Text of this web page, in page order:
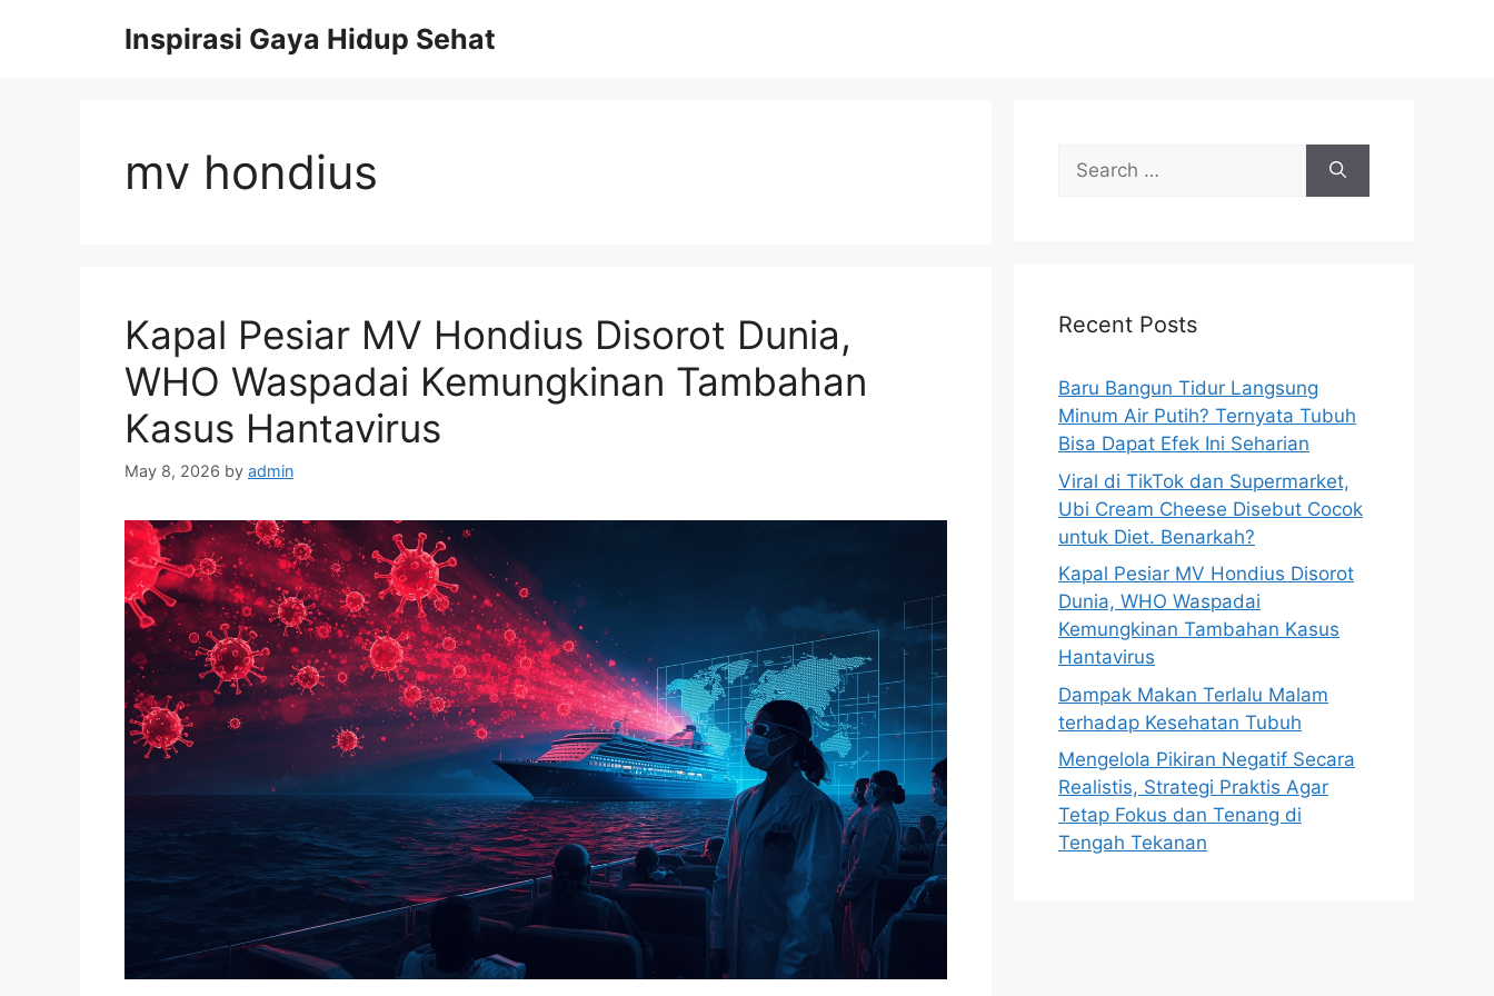
Inspirasi Gaya Hidup Sehat
mv hondius
Kapal Pesiar MV Hondius Disorot Dunia,
WHO Waspadai Kemungkinan Tambahan
Kasus Hantavirus
May 8, 2026 by admin
f
r
:
Recent Posts
Baru Bangun Tidur Langsung
Minum Air Putih? Ternyata Tubuh
Bisa Dapat Efek Ini Seharian
Viral di TikTok dan Supermarket,
Ubi Cream Cheese Disebut Cocok
untuk Diet. Benarkah?
Kapal Pesiar MV Hondius Disorot
Dunia, WHO Waspadai
Kemungkinan Tambahan Kasus
Hantavirus
Dampak Makan Terlalu Malam
terhadap Kesehatan Tubuh
Mengelola Pikiran Negatif Secara
Realistis, Strategi Praktis Agar
Tetap Fokus dan Tenang di
Tengah Tekanan